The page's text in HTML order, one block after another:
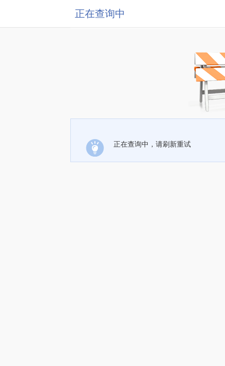
正在查询中
正在查询中，请刷新重试